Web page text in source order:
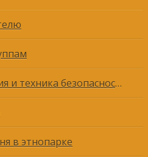
Правила посещения и техника безопасности
в этнопарке